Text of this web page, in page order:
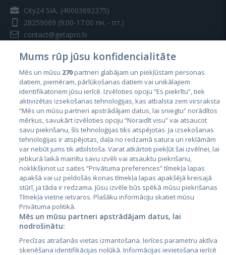
City24 SIA, (40003692375)
28259069 (9:00-17:00 пн. - пт.)
contact@getapro.lv
Страны
Эстония
Латвия
Литва
City24.lv
City24.ee
CVbankas.lt
Kainos.lt
Mums rūp jūsu konfidencialitāte
Mēs un mūsu 270partneri glabājam un piekļūstam personas
datiem, piemēram, pārlūkošanas datiem vai unikālajiem
identifikatoriem jūsu ierīcē. Izvēloties opciju “Es piekrītu”, tiek
aktivizētas izsekošanas tehnoloģijas, kas atbalsta zem virsraksta
“Mēs un mūsu partneri apstrādājam datus, lai sniegtu” norādītos
mērķus, savukārt izvēloties opciju “Noraidīt visu” vai atsaucot
savu piekrišanu, šīs tehnoloģijas tiks atspējotas. Ja izsekošanas
tehnoloģijas ir atspējotas, daļa no redzamā satura un reklāmām
var nebūt jums tik atbilstoša. Varat atkārtoti piekļūt šai izvēlnei, lai
jebkurā laikā mainītu savu izvēli vai atsauktu piekrišanu,
noklikšķinot uz saites “Privātuma preferences” tīmekļa lapas
apakšā vai uz peldošās ikonas tīmekļa lapas apakšējā kreisajā
stūrī, ja tāda ir redzama. Jūsu izvēle būs spēkā mūsu piekrišanas
Tīmekļa vietne ietvaros. Plašāku informāciju skatiet mūsu
Privātuma politikā.
Mēs un mūsu partneri apstrādājam datus, lai
nodrošinātu:
Precīzas atrašanās vietas izmantošana. Ierīces parametru aktīva
skenēšana identifikācijas nolūkā. Informācijas ievietošana ierīcē